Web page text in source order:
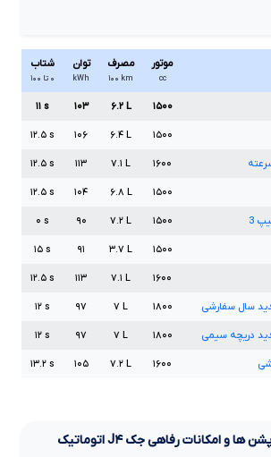
موتور
cc
مصرف
km ۱۰۰
توان
kWh
شتاب
۰ تا ۱۰۰
۱۵۰۰ L ۶.۲ ۱۰۳ s ۱۱
۱۵۰۰ L ۶.۴ ۱۰۶ s ۱۲.۵
۱۶۰۰ L ۷.۱ ۱۱۳ s ۱۲.۵
۱۵۰۰ L ۶.۸ ۱۰۴ s ۱۲.۵
3 ۱۵۰۰ L ۷.۲ ۹۰ s ۰
۱۵۰۰ L ۳.۷ ۹۱ s ۱۵
۱۶۰۰ L ۷.۱ ۱۱۳ s ۱۲.۵
سال سفارشی ۱۸۰۰ L ۷ ۹۷ s ۱۲
دریچه سیمی ۱۸۰۰ L ۷ ۹۷ s ۱۲
۱۶۰۰ L ۷.۲ ۱۰۵ s ۱۳.۲
ها و امکانات رفاهی جکJ۴اتوماتیک